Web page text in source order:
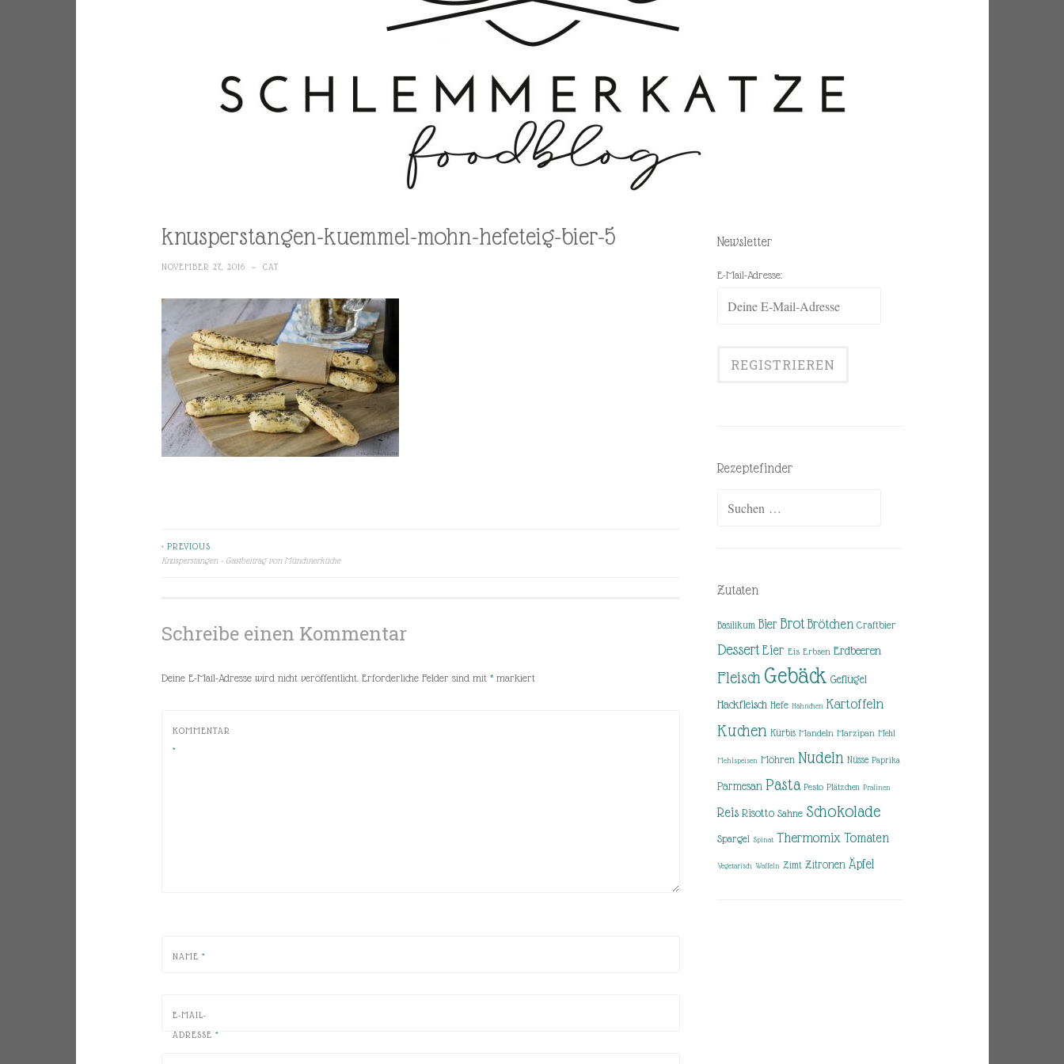
knusperstangen-kuemmel-mohn-hefeteig-bier-5
NOVEMBER 27, 2016 ~ CAT
Beitragsnavigation
< PREVIOUS
Knusperstangen – Gastbeitrag von Münchnerküche
Schreibe einen Kommentar
Deine E-Mail-Adresse wird nicht veröffentlicht. Erforderliche Felder sind mit *markiert
KOMMENTAR
*
NAME *
E-MAIL-
ADRESSE *
Newsletter
E-Mail-Adresse:
Rezeptefinder
Zutaten
Basilikum Bier Brot Brötchen Craftbier
Dessert Eier Eis Erbsen Erdbeeren
Fleisch Gebäck Geflügel
Hackfleisch Hefe Hähnchen Kartoffeln
Kuchen Kürbis Mandeln Marzipan Mehl
Mehlspeisen Möhren Nudeln Nüsse Paprika
Parmesan Pasta Pesto Plätzchen Pralinen
Reis Risotto Sahne Schokolade
Spargel Spinat Thermomix Tomaten
Vegetarisch Waffeln Zimt Zitronen Äpfel